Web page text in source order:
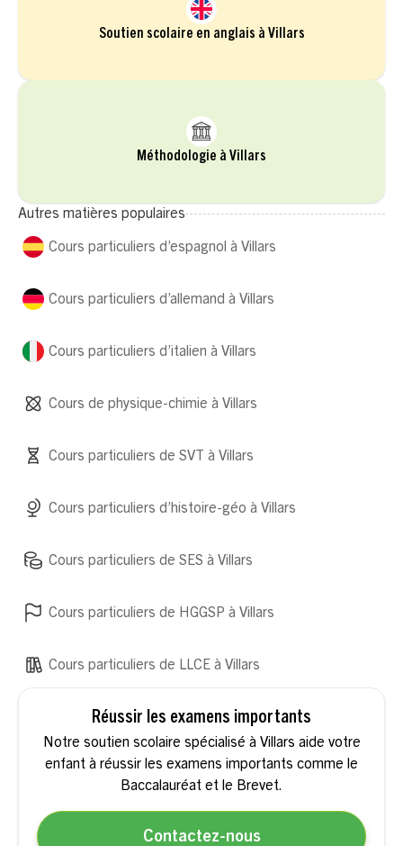
Soutien scolaire en anglais à Villars
Méthodologie à Villars
Autres matières populaires
Cours particuliers d’espagnol à Villars
Cours particuliers d’histoire-géo à Villars
Cours particuliers de SES à Villars
Cours particuliers de HGGSP à Villars
Cours particuliers de LLCE à Villars
Cours particuliers d’allemand à Villars
Cours particuliers d’italien à Villars
Cours de physique-chimie à Villars
Cours particuliers de SVT à Villars
Réussir les examens importants
Notre soutien scolaire spécialisé à Villars aide votre
enfant à réussir les examens importants comme le
Baccalauréat et le Brevet.
Contactez-nous